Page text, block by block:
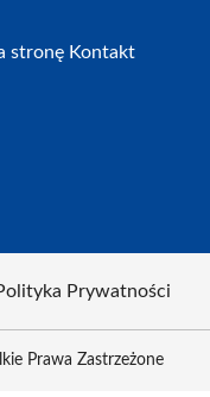
stronę Kontakt
Prywatności
Prawa Zastrzeżone